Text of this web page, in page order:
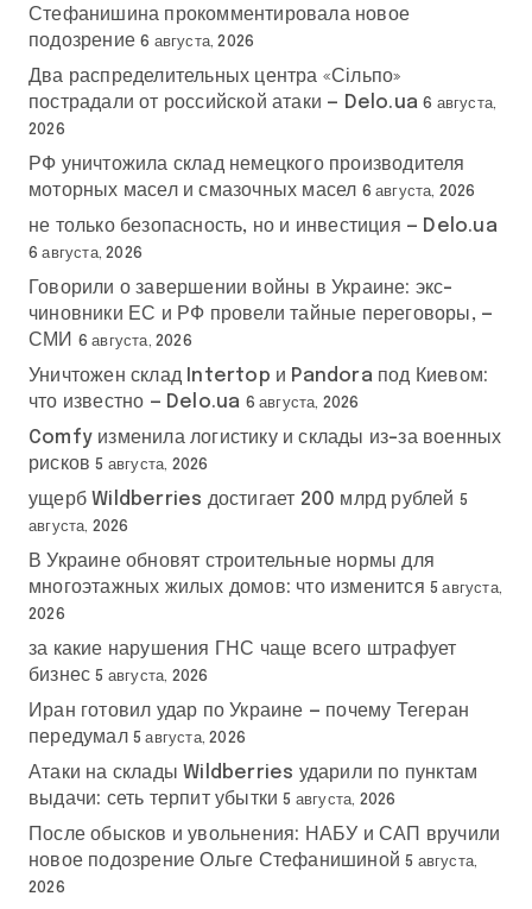
Стефанишина прокомментировала новое
подозрение 6 августа, 2026
Два распределительных центра «Сільпо»
пострадали от российской атаки — Delo.ua 6 августа,
2026
РФ уничтожила склад немецкого производителя
моторных масел и смазочных масел 6 августа, 2026
не только безопасность, но и инвестиция — Delo.ua
6 августа, 2026
Говорили о завершении войны в Украине: экс-
чиновники ЕС и РФ провели тайные переговоры, —
СМИ
6 августа, 2026
Уничтожен склад Intertop и Pandora под Киевом:
что известно — Delo.ua 6 августа, 2026
Comfy изменила логистику и склады из-за военных
рисков 5 августа, 2026
ущерб Wildberries достигает 200 млрд рублей 5
августа, 2026
В Украине обновят строительные нормы для
многоэтажных жилых домов: что изменится 5 августа,
2026
за какие нарушения ГНС чаще всего штрафует
бизнес 5 августа, 2026
Иран готовил удар по Украине — почему Тегеран
передумал 5 августа, 2026
Атаки на склады Wildberries ударили по пунктам
выдачи: сеть терпит убытки 5 августа, 2026
После обысков и увольнения: НАБУ и САП вручили
новое подозрение Ольге Стефанишиной 5 августа,
2026